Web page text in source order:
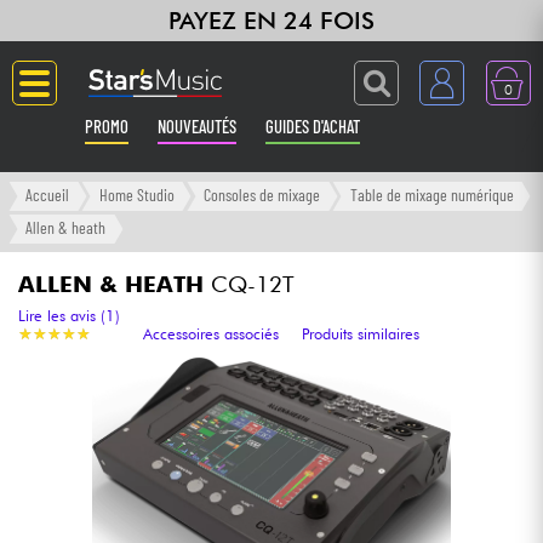
PAYEZ EN 24 FOIS
0
PROMO NOUVEAUTÉS GUIDES D'ACHAT
Langue
Amplis & Effets
Claviers & Pianos
Synthés & Sampleurs
Home Studio
Accueil Home Studio Consoles de mixage
Table de mixage numérique
Allen & heath
ALLEN & HEATH CQ-12T
★★★★★
★★★★★
Lire les avis (1)
Accessoires associés
Produits similaires